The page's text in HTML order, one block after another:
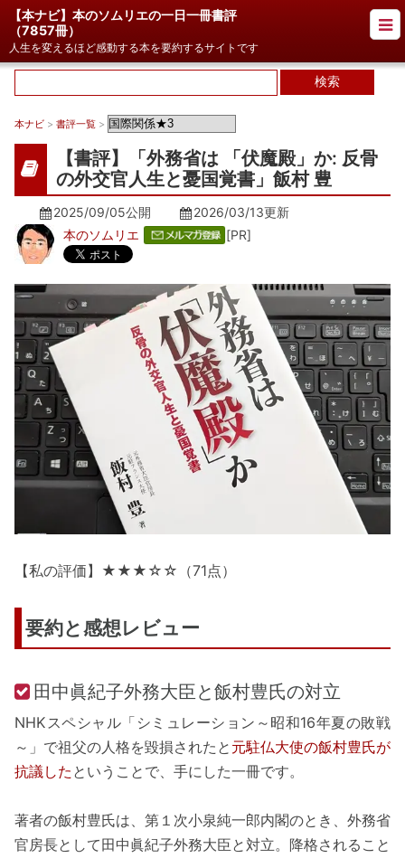
【本ナビ】本のソムリエの一日一冊書評
（7857冊）
人生を変えるほど感動する本を要約するサイトです
本ナビ > 書評一覧 >
【書評】「外務省は 「伏魔殿」か: 反骨
の外交官人生と憂国覚書」飯村 豊
2025/09/05公開 2026/03/13更新
本のソムリエ
[PR]
【私の評価】★★★☆☆（71点）
要約と感想レビュー
田中眞紀子外務大臣と飯村豊氏の対立
NHKスペシャル「シミュレーション～昭和16年夏の敗戦
～」で祖父の人格を毀損されたと 元駐仏大使の飯村豊氏が
抗議した ということで、手にした一冊です。
著者の飯村豊氏は、第１次小泉純一郎内閣のとき、外務省
官房長として田中眞紀子外務大臣と対立。降格されること